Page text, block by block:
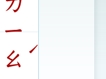
ㄧ
ㄠ
ˊ